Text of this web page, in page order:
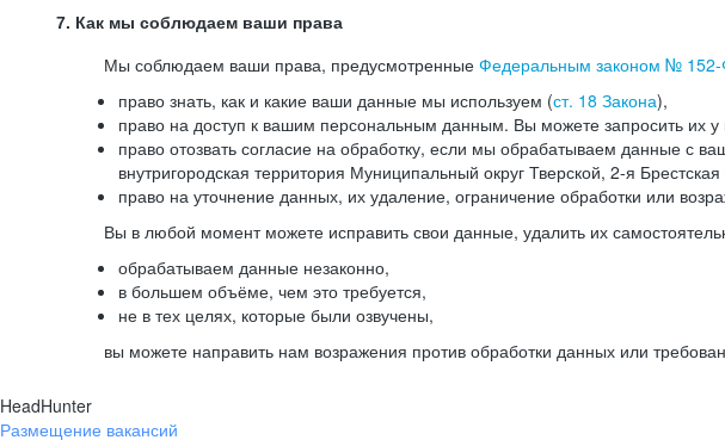
7. Как мы соблюдаем ваши права
Мы соблюдаем ваши права, предусмотренные Федеральным законом №
право знать, как и какие ваши данные мы используем (ст. 18 Закона),
право на доступ к вашим персональным данным. Вы можете запросить их
право отозвать согласие на обработку, если мы обрабатываем данные с
внутригородская территория Муниципальный округ Тверской, 2-я
право на уточнение данных, их удаление, ограничение обработки или
Вы в любой момент можете исправить свои данные, удалить их
обрабатываем данные незаконно,
в большем объёме, чем это требуется,
не в тех целях, которые были озвучены,
вы можете направить нам возражения против обработки данных или
HeadHunter
Размещение вакансий